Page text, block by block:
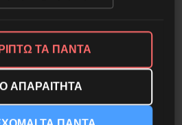
ΤΑ ΠΑΝΤΑ
ΑΠΑΡΑΙΤΗΤΑ